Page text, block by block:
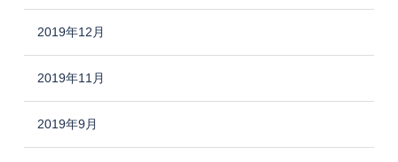
2019年12月
2019年11月
2019年9月